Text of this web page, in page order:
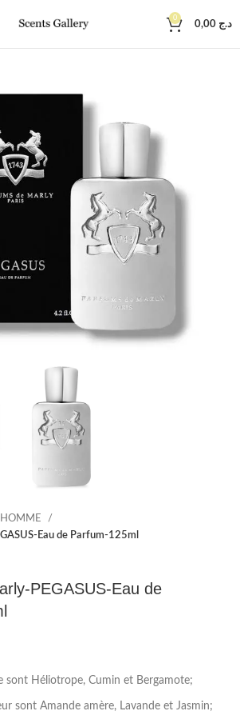
0
د.ج
Eau de Parfum-125ml
PEGASUS-Eau de
sont Héliotrope, Cumin et Bergamote;
sont Amande amère, Lavande et Jasmin;